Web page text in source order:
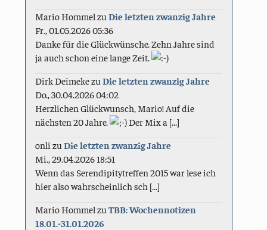
Mario Hommel zuDie letzten zwanzig Jahre
Fr., 01.05.2026 05:36
Danke für die Glückwünsche. Zehn Jahre sind
ja auch schon eine lange Zeit.
Dirk DeimekezuDie letzten zwanzig Jahre
Do., 30.04.2026 04:02
Herzlichen Glückwunsch, Mario! Auf die
nächsten 20 Jahre.
Der Mix a [...]
onli zuDie letzten zwanzig Jahre
Mi., 29.04.2026 18:51
Wenn das Serendipitytreffen 2015 war lese ich
hier also wahrscheinlich sch [...]
Mario Hommel zuTBB: Wochennotizen
18.01.-31.01.2026